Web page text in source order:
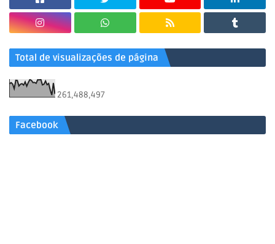
Total de visualizações de página
261,488,497
Facebook